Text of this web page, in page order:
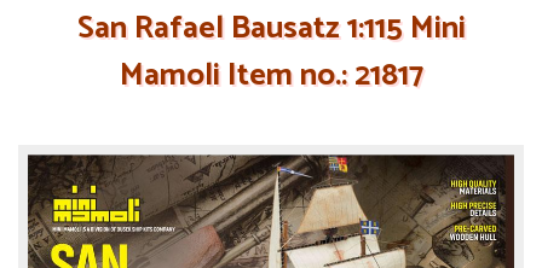
San Rafael Bausatz 1:115 Mini
Mamoli Item no.: 21817